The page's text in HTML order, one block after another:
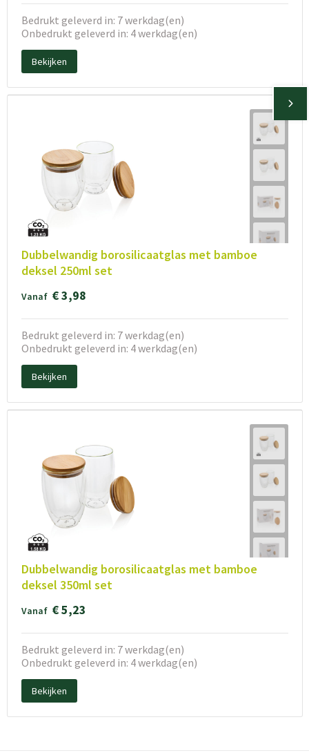
Bedrukt geleverd in: 7 werkdag(en)
Onbedrukt geleverd in: 4 werkdag(en)
Bekijken
Dubbelwandig borosilicaatglas met bamboe
deksel 250ml set
Vanaf € 3,98
Bedrukt geleverd in: 7 werkdag(en)
Onbedrukt geleverd in: 4 werkdag(en)
Bekijken
Dubbelwandig borosilicaatglas met bamboe
deksel 350ml set
Vanaf € 5,23
Bedrukt geleverd in: 7 werkdag(en)
Onbedrukt geleverd in: 4 werkdag(en)
Bekijken